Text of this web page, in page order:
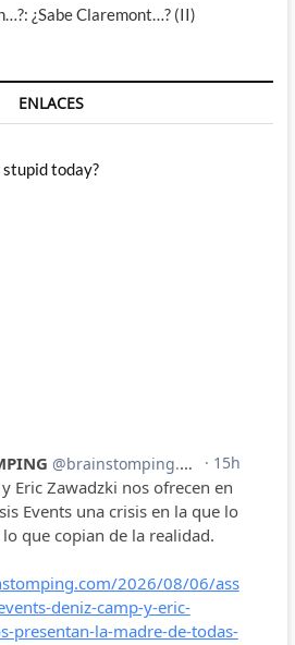
¿Sabe Claremont…? (II)
ENLACES
stupid today?